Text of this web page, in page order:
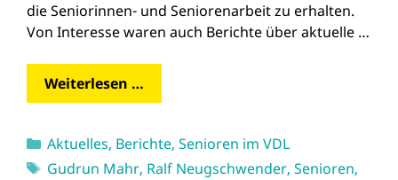
die Seniorinnen- und Seniorenarbeit zu erhalten.
Von Interesse waren auch Berichte über aktuelle …
Weiterlesen …
Kategorien
Aktuelles, Berichte, Senioren im VDL
Schlagwörter
Gudrun Mahr, Ralf Neugschwender, Senioren,